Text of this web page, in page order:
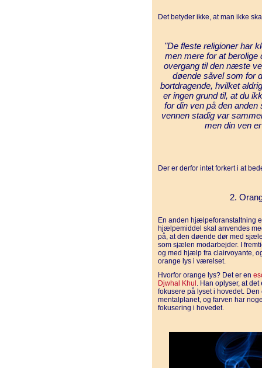
Det betyder ikke, at man ikke
"De fleste religioner har
men mere for at berolige
overgang til den næste
døende såvel som for
bortdragende, hvilket
er ingen grund til, at du
for din ven på den
vennen stadig var
men din ven
Der er derfor intet forkert i at
2.
En anden hjælpeforanstaltning
hjælpemiddel skal anvendes
på, at den døende dør med
som sjælen modarbejder. I
og med hjælp fra clairvoyante,
orange lys i værelset.
Hvorfor orange lys? Det er en
Djwhal Khul . Han oplyser, at
fokusere på lyset i hovedet.
mentalplanet, og farven har
fokusering i hovedet.